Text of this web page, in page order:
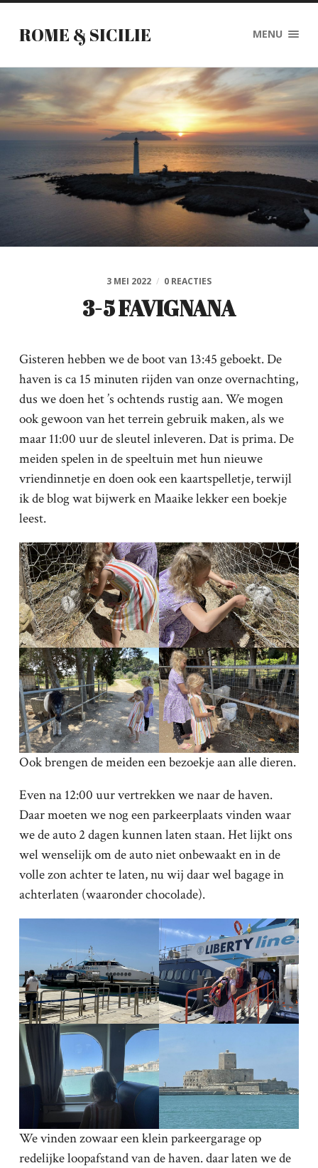
ROME & SICILIE MENU
3 MEI 2022 / 0 REACTIES
3-5 FAVIGNANA
Gisteren hebben we de boot van 13:45 geboekt. De
haven is ca 15 minuten rijden van onze overnachting,
dus we doen het ’s ochtends rustig aan. We mogen
ook gewoon van het terrein gebruik maken, als we
maar 11:00 uur de sleutel inleveren. Dat is prima. De
meiden spelen in de speeltuin met hun nieuwe
vriendinnetje en doen ook een kaartspelletje, terwijl
ik de blog wat bijwerk en Maaike lekker een boekje
leest.
Ook brengen de meiden een bezoekje aan alle dieren.
Even na 12:00 uur vertrekken we naar de haven.
Daar moeten we nog een parkeerplaats vinden waar
we de auto 2 dagen kunnen laten staan. Het lijkt ons
wel wenselijk om de auto niet onbewaakt en in de
volle zon achter te laten, nu wij daar wel bagage in
achterlaten (waaronder chocolade).
We vinden zowaar een klein parkeergarage op
redelijke loopafstand van de haven. daar laten we de